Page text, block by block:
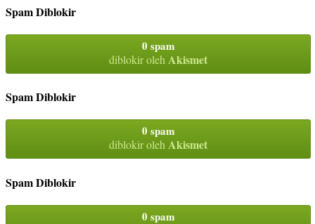
Spam Diblokir
0 spam
diblokir oleh Akismet
Spam Diblokir
0 spam
diblokir olehAkismet
Spam Diblokir
0 spam